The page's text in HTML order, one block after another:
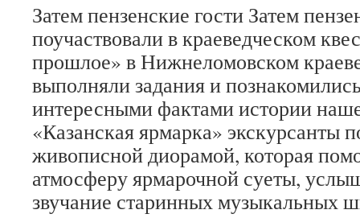
Затем пензенские гости Затем
поучаствовали в краеведческом
прошлое» в Нижнеломовском
выполняли задания и
интересными фактами истории
«Казанская ярмарка» экскурсанты
живописной диорамой, которая
атмосферу ярмарочной суеты,
звучание старинных музыкальных